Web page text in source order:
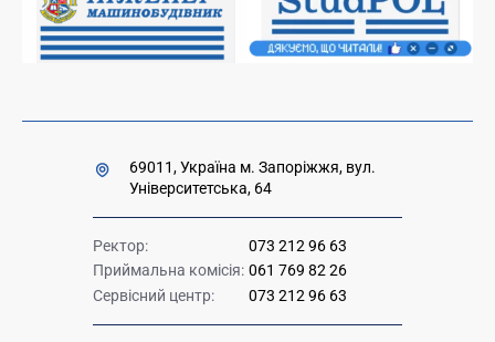
Урядова "гаряча лінія" 1545
69011, Україна м. Запоріжжя, вул.
Університетська, 64
Ректор:
073 212 96 63
Приймальна комісія: 061 769 82 26
Сервісний центр:
073 212 96 63